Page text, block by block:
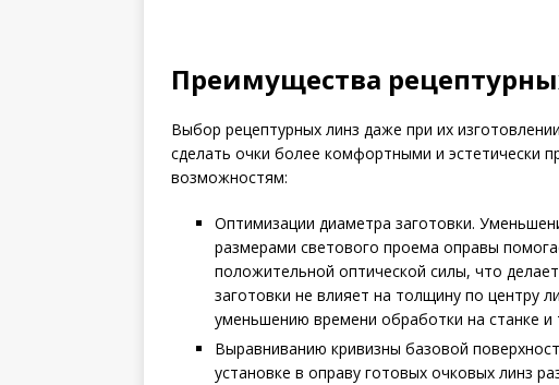
Преимущества
Выбор рецептурных линз даже при их
сделать очки более комфортными и эстетически
возможностям:
Оптимизации диаметра заготовки.
размерами светового проема оправы
положительной оптической силы, что
заготовки не влияет на толщину по центру
уменьшению времени обработки на станке и
Выравниванию кривизны базовой
установке в оправу готовых очковых линз